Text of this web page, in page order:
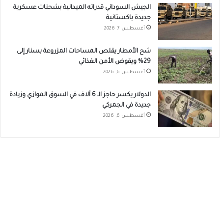
الجيش السوداني قدراته الميدانية بشحنات عسكرية
جديدة باكستانية
أغسطس 7, 2026
شح الأمطار يقلص المساحات المزروعة بسنار إلى
29% ويقوض الأمن الغذائي
أغسطس 6, 2026
الدولار يكسر حاجز الـ 6 آلاف في السوق الموازي وزيادة
جديدة في الجمركي
أغسطس 6, 2026